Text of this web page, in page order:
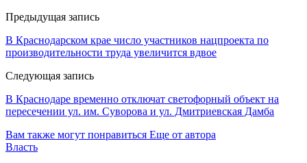
Предыдущая запись
В Краснодарском крае число участников нацпроекта по
производительности труда увеличится вдвое
Следующая запись
В Краснодаре временно отключат светофорный объект на
пересечении ул. им. Суворова и ул. Дмитриевская Дамба
Вам также могут понравиться Еще от автора
Власть